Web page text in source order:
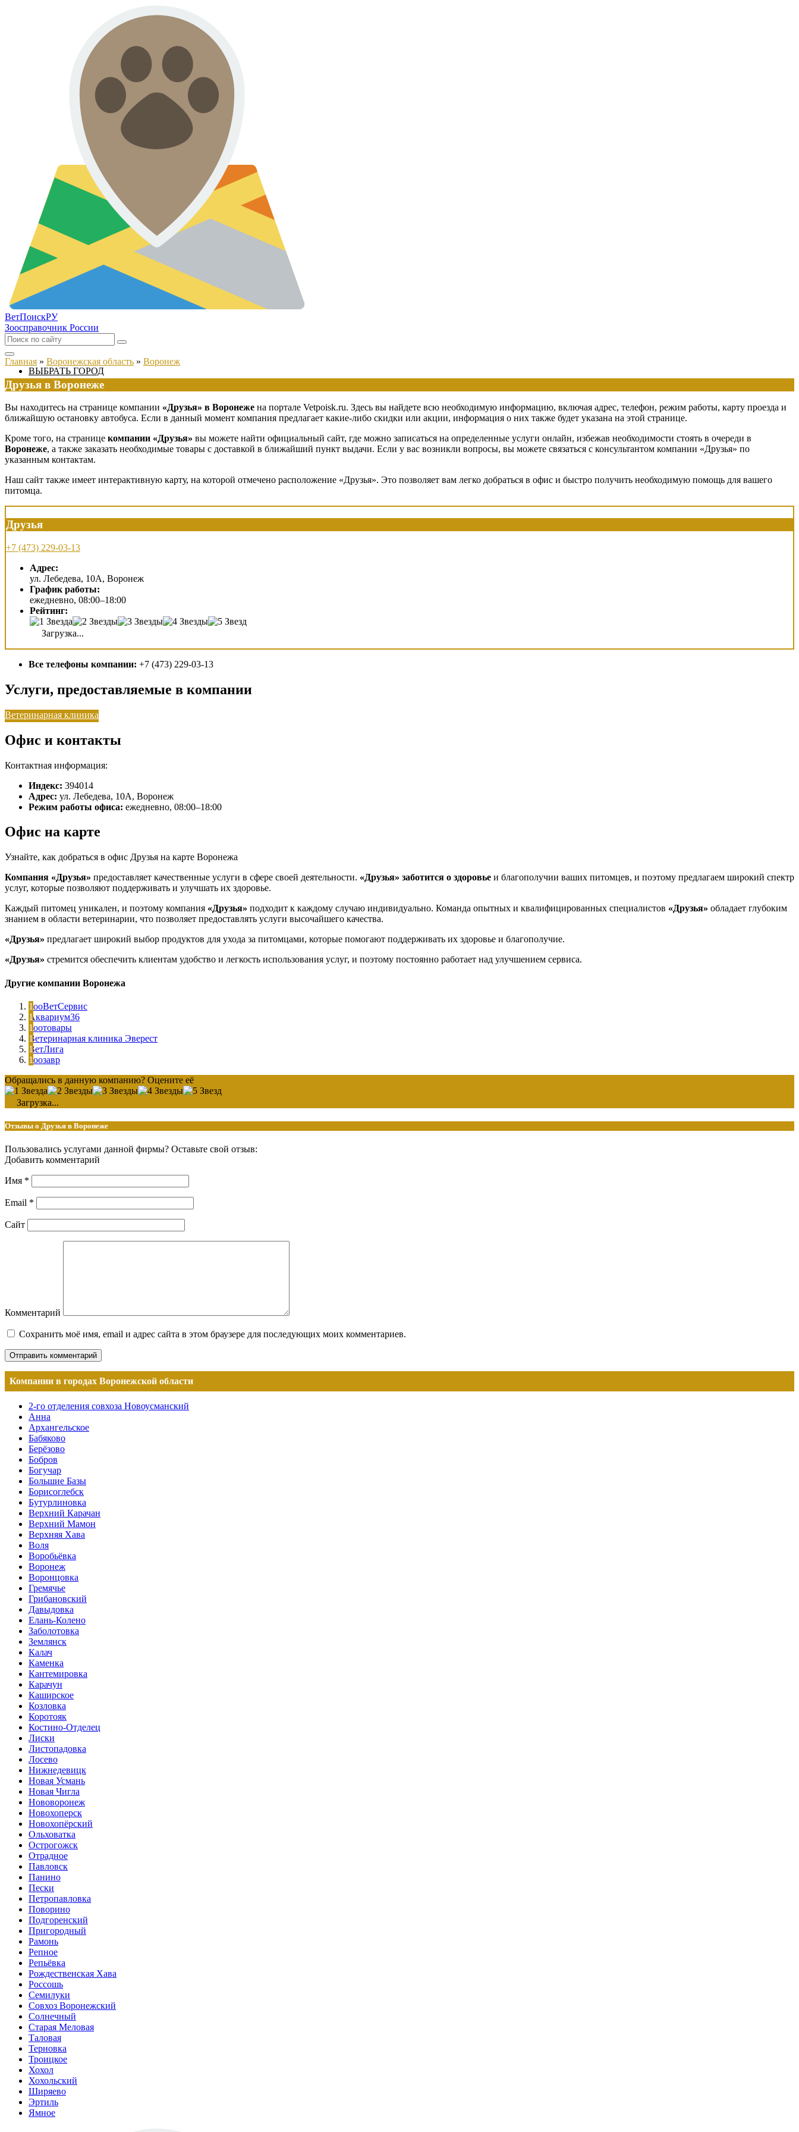
ВетПоискРУ
Зоосправочник России
ВЫБРАТЬ ГОРОД
Главная » Воронежская область » Воронеж
Друзья в Воронеже
Вы находитесь на странице компании «Друзья» в Воронеже на портале Vetpoisk.ru. Здесь вы найдете всю необходимую информацию, включая адрес, телефон, режим работы, карту проезда и
ближайшую остановку автобуса. Если в данный момент компания предлагает какие-либо скидки или акции, информация о них также будет указана на этой странице.
Кроме того, на странице компании «Друзья» вы можете найти официальный сайт, где можно записаться на определенные услуги онлайн, избежав необходимости стоять в очереди в
Воронеже, а также заказать необходимые товары с доставкой в ближайший пункт выдачи. Если у вас возникли вопросы, вы можете связаться с консультантом компании «Друзья» по
указанным контактам.
Наш сайт также имеет интерактивную карту, на которой отмечено расположение «Друзья». Это позволяет вам легко добраться в офис и быстро получить необходимую помощь для вашего
питомца.
Друзья
+7 (473) 229-03-13
Адрес:
ул. Лебедева, 10А, Воронеж
График работы:
ежедневно, 08:00–18:00
Рейтинг:
Загрузка...
Все телефоны компании: +7 (473) 229-03-13
Услуги, предоставляемые в компании
Ветеринарная клиника
Офис и контакты
Контактная информация:
Индекс: 394014
Адрес: ул. Лебедева, 10А, Воронеж
Режим работы офиса: ежедневно, 08:00–18:00
Офис на карте
Узнайте, как добраться в офис Друзья на карте Воронежа
Компания «Друзья» предоставляет качественные услуги в сфере своей деятельности. «Друзья» заботится о здоровье и благополучии ваших питомцев, и поэтому предлагаем широкий спектр
услуг, которые позволяют поддерживать и улучшать их здоровье.
Каждый питомец уникален, и поэтому компания «Друзья» подходит к каждому случаю индивидуально. Команда опытных и квалифицированных специалистов «Друзья» обладает глубоким
знанием в области ветеринарии, что позволяет предоставлять услуги высочайшего качества.
«Друзья» предлагает широкий выбор продуктов для ухода за питомцами, которые помогают поддерживать их здоровье и благополучие.
«Друзья» стремится обеспечить клиентам удобство и легкость использования услуг, и поэтому постоянно работает над улучшением сервиса.
Другие компании Воронежа
ЗооВетСервис
Аквариум36
Зоотовары
Ветеринарная клиника Эверест
ВетЛига
Зоозавр
Обращались в данную компанию? Оцените её
Загрузка...
Отзывы о Друзья в Воронеже
Пользовались услугами данной фирмы? Оставьте свой отзыв:
Добавить комментарий
Имя *
Email *
Сайт
Комментарий
Сохранить моё имя, email и адрес сайта в этом браузере для последующих моих комментариев.
Компании в городах Воронежской области
2-го отделения совхоза Новоусманский
Анна
Архангельское
Бабяково
Берёзово
Бобров
Богучар
Большие Базы
Борисоглебск
Бутурлиновка
Верхний Карачан
Верхний Мамон
Верхняя Хава
Воля
Воробьёвка
Воронеж
Воронцовка
Гремячье
Грибановский
Давыдовка
Елань-Колено
Заболотовка
Землянск
Калач
Каменка
Кантемировка
Карачун
Каширское
Козловка
Коротояк
Костино-Отделец
Лиски
Листопадовка
Лосево
Нижнедевицк
Новая Усмань
Новая Чигла
Нововоронеж
Новохоперск
Новохопёрский
Ольховатка
Острогожск
Отрадное
Павловск
Панино
Пески
Петропавловка
Поворино
Подгоренский
Пригородный
Рамонь
Репное
Репьёвка
Рождественская Хава
Россошь
Семилуки
Совхоз Воронежский
Солнечный
Старая Меловая
Таловая
Терновка
Троицкое
Хохол
Хохольский
Ширяево
Эртиль
Ямное